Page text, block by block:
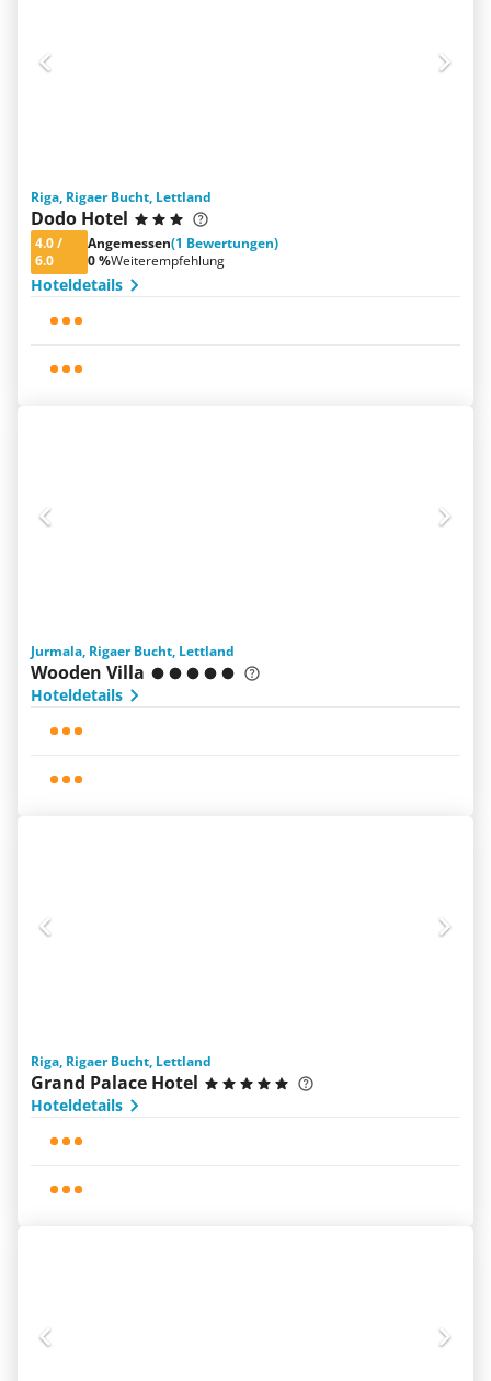
Riga, Rigaer Bucht, Lettland
Dodo Hotel
4.0/
6.0
Angemessen(1 Bewertungen)
0 %Weiterempfehlung
Hoteldetails
Jurmala, Rigaer Bucht, Lettland
Wooden Villa
Hoteldetails
Riga, Rigaer Bucht, Lettland
Grand Palace Hotel
Hoteldetails